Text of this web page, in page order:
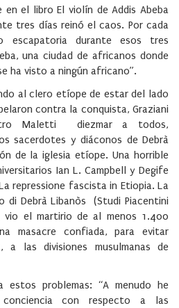
en el libro El violín de Addis Abeba
tres días reinó el caos. Por cada
escapatoria durante esos tres
una ciudad de africanos donde
ha visto a ningún africano”.
al clero etíope de estar del lado
contra la conquista, Graziani
Maletti diezmar a todos,
sacerdotes y diáconos de Debrà
de la iglesia etíope. Una horrible
Ian L. Campbell y Degife
repressione fascista in Etiopia. La
di Debrà Libanòs (Studi Piacentini
vio el martirio de al menos 1.400
masacre confiada, para evitar
a las divisiones musulmanas de
problemas: “A menudo he
con respecto a las